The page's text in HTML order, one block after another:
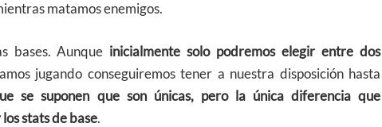
matamos enemigos.
bases. Aunque inicialmente solo podremos elegir entre dos
jugando conseguiremos tener a nuestra disposición hasta
se suponen que son únicas, pero la única diferencia que
stats de base.